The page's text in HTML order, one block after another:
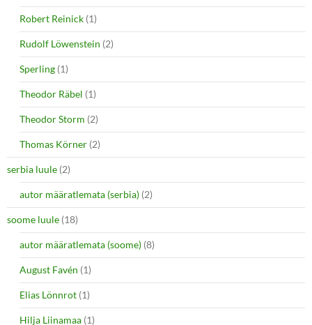
Robert Reinick (1)
Rudolf Löwenstein (2)
Sperling (1)
Theodor Räbel (1)
Theodor Storm (2)
Thomas Körner (2)
serbia luule (2)
autor määratlemata (serbia) (2)
soome luule (18)
autor määratlemata (soome) (8)
August Favén (1)
Elias Lönnrot (1)
Hilja Liinamaa (1)